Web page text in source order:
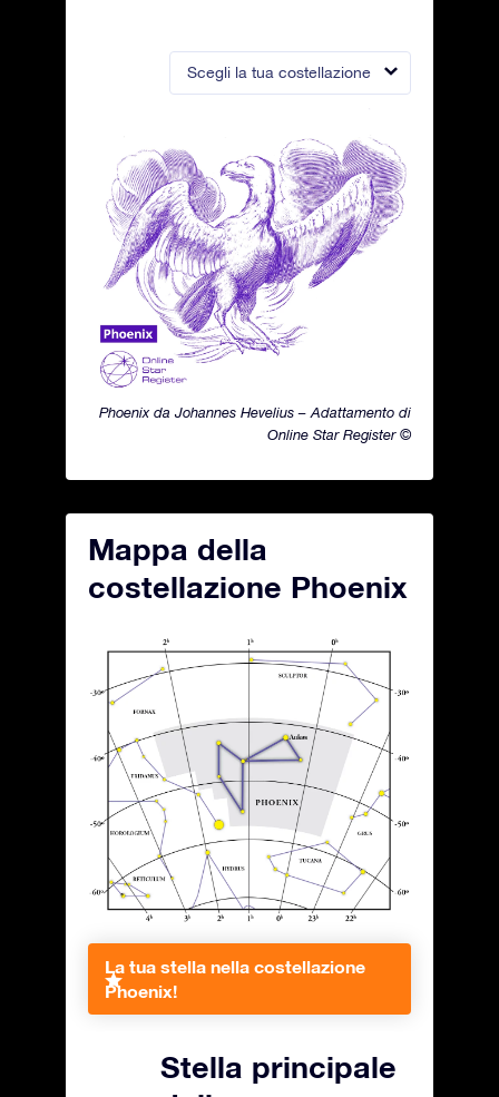
Scegli la tua costellazione
Phoenix da Johannes Hevelius – Adattamento di
Online Star Register ©
Mappa della
costellazione Phoenix
La tua stella nella costellazione
Phoenix!
Stella principale